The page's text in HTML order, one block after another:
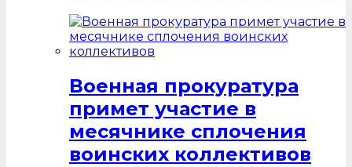
Военная прокуратура
примет участие в
месячнике сплочения
воинских коллективов